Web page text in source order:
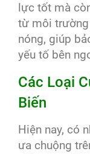
lực tốt mà
từ môi trường
nóng, giúp
yếu tố bên
Các Loại
Biến
Hiện nay, có
ưa chuộng